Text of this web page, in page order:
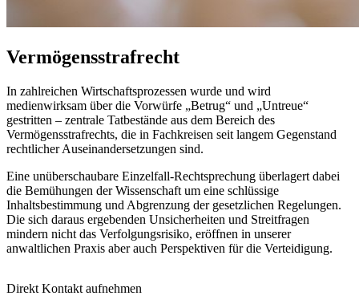
Vermögensstrafrecht
In zahlreichen Wirtschaftsprozessen wurde und wird
medienwirksam über die Vorwürfe „Betrug“ und „Untreue“
gestritten – zentrale Tatbestände aus dem Bereich des
Vermögensstrafrechts, die in Fachkreisen seit langem Gegenstand
rechtlicher Auseinandersetzungen sind.
Eine unüberschaubare Einzelfall-Rechtsprechung überlagert dabei
die Bemühungen der Wissenschaft um eine schlüssige
Inhaltsbestimmung und Abgrenzung der gesetzlichen Regelungen.
Die sich daraus ergebenden Unsicherheiten und Streitfragen
mindern nicht das Verfolgungsrisiko, eröffnen in unserer
anwaltlichen Praxis aber auch Perspektiven für die Verteidigung.
Direkt Kontakt aufnehmen